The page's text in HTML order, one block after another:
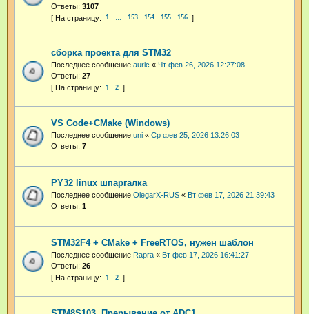
Ответы: 3107
1 153 154 155 156
сборка проекта для STM32
Последнее сообщение auric « Чт фев 26, 2026 12:27:08
Ответы: 27
1 2
VS Code+CMake (Windows)
Последнее сообщение uni « Ср фев 25, 2026 13:26:03
Ответы: 7
PY32 linux шпаргалка
Последнее сообщение OlegarX-RUS « Вт фев 17, 2026 21:39:43
Ответы: 1
STM32F4 + CMake + FreeRTOS, нужен шаблон
Последнее сообщение Rapra « Вт фев 17, 2026 16:41:27
Ответы: 26
1 2